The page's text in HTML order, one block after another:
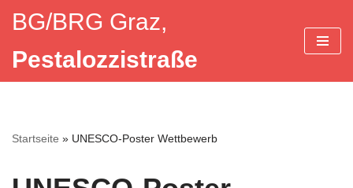
Inhalt
springen
BG/BRG Graz,
Pestalozzistraße
Startseite » UNESCO-Poster Wettbewerb